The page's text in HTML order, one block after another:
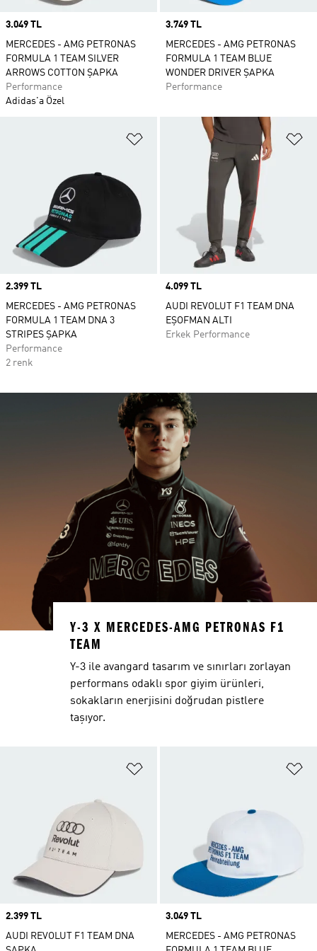
Price
3.049 TL
MERCEDES - AMG PETRONAS
FORMULA 1 TEAM SILVER
ARROWS COTTON ŞAPKA
Performance
Adidas'a Özel
Price
3.749 TL
MERCEDES - AMG PETRONAS
FORMULA 1 TEAM BLUE
WONDER DRIVER ŞAPKA
Performance
Favori Listesine Ekle
Price
2.399 TL
MERCEDES - AMG PETRONAS
FORMULA 1 TEAM DNA 3
STRIPES ŞAPKA
Performance
2 renk
Price
4.099 TL
AUDI REVOLUT F1 TEAM DNA
EŞOFMAN ALTI
Erkek Performance
Price
2.399 TL
AUDI REVOLUT F1 TEAM DNA
Price
3.049 TL
MERCEDES - AMG PETRONAS
Y-3 X MERCEDES-AMG PETRONAS F1
TEAM
Y-3 ile avangard tasarım ve sınırları zorlayan
performans odaklı spor giyim ürünleri,
sokakların enerjisini doğrudan pistlere
taşıyor.